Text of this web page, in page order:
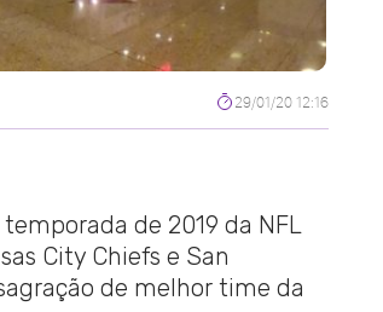
29/01/20 12:16
de 2019 da NFL
City Chiefs e San
de melhor time da